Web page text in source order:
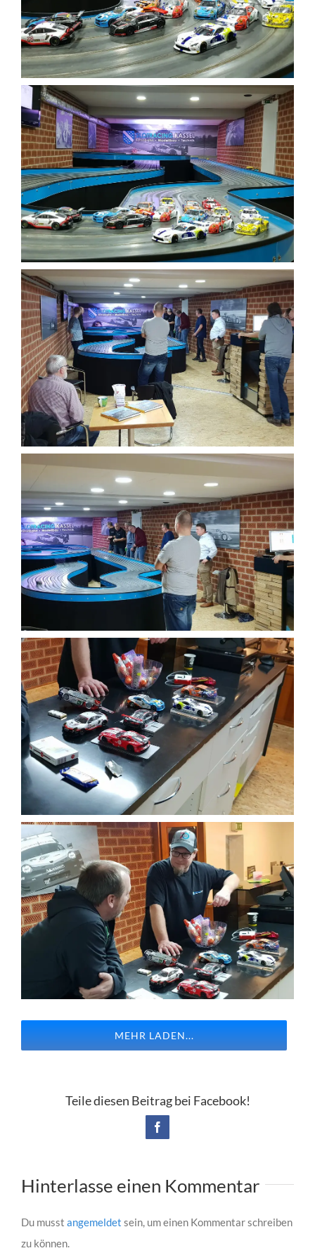
MEHR LADEN...
Teile diesen Beitrag bei Facebook!
Facebook
Hinterlasse einen Kommentar
Du musst angemeldet sein, um einen Kommentar schreiben
zu können.